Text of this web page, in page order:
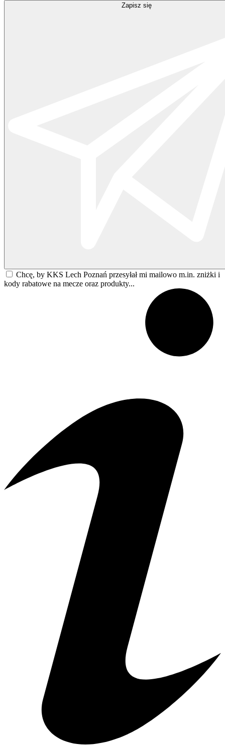
Zapisz się
Chcę, by KKS Lech Poznań przesyłał mi mailowo m.in. zniżki i
kody rabatowe na mecze oraz produkty...